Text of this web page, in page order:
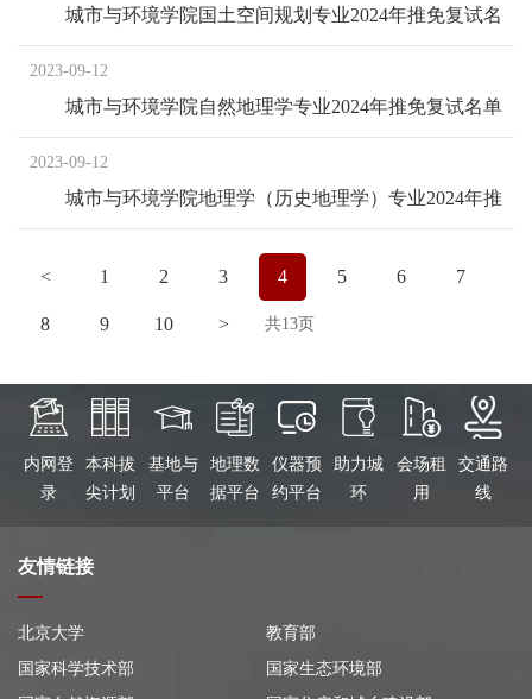
城市与环境学院国土空间规划专业2024年推免复试名
单
2023-09-12
城市与环境学院自然地理学专业2024年推免复试名单
2023-09-12
城市与环境学院地理学（历史地理学）专业2024年推
免复试名单
< 1 2 3 4 5 6 7
8 9 10 > 共13页
内网登
录
本科拔
尖计划
基地与
平台
地理数
据平台
仪器预
约平台
助力城
环
会场租
用
交通路
线
友情链接
北京大学
教育部
国家科学技术部
国家生态环境部